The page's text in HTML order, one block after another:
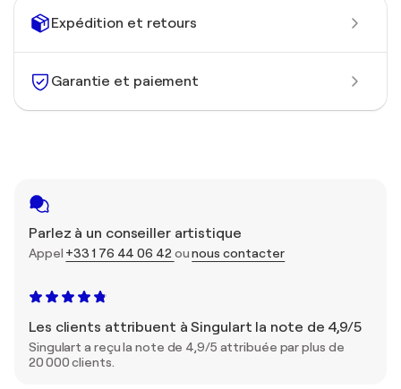
Expédition et retours
Garantie et paiement
Parlez à un conseiller artistique
Appel +33 1 76 44 06 42 ounous contacter
Les clients attribuent à Singulart la note de 4,9/5
Singulart a reçu la note de 4,9/5 attribuée par plus de
20 000 clients.